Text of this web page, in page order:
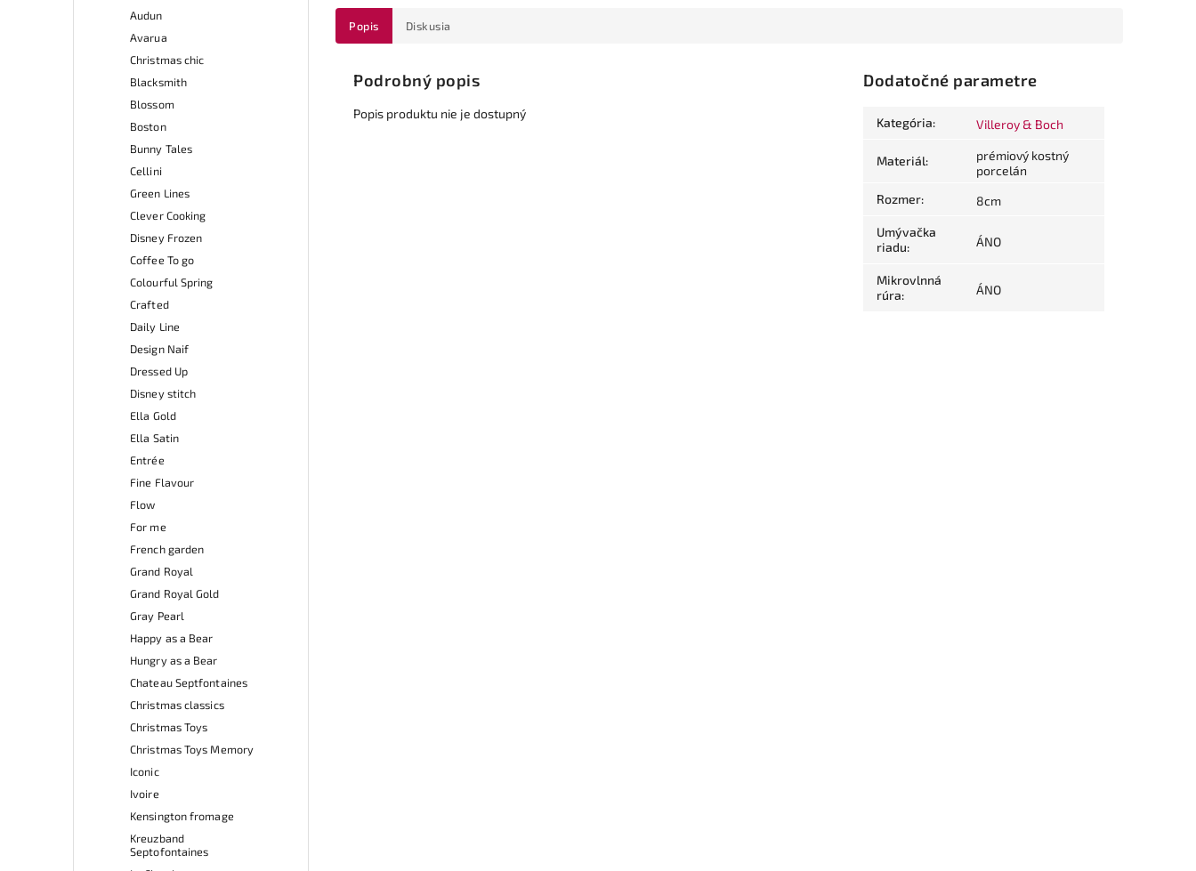
Audun
Avarua
Christmas chic
Blacksmith
Blossom
Boston
Bunny Tales
Cellini
Green Lines
Clever Cooking
Disney Frozen
Coffee To go
Colourful Spring
Crafted
Daily Line
Design Naif
Dressed Up
Disney stitch
Ella Gold
Ella Satin
Entrée
Fine Flavour
Flow
For me
French garden
Grand Royal
Grand Royal Gold
Gray Pearl
Happy as a Bear
Hungry as a Bear
Chateau Septfontaines
Christmas classics
Christmas Toys
Christmas Toys Memory
Iconic
Ivoire
Kensington fromage
Kreuzband
Septofontaines
Popis Diskusia
Podrobný popis
Popis produktu nie je dostupný
Dodatočné parametre
Kategória: Villeroy & Boch
Materiál:
prémiový kostný
porcelán
Rozmer: 8cm
Umývačka
riadu: ÁNO
Mikrovlnná
rúra: ÁNO